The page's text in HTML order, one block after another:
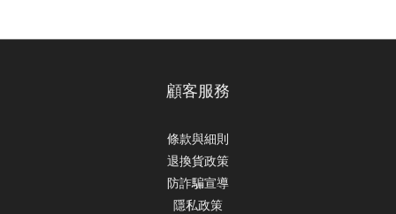
顧客服務
條款與細則
退換貨政策
防詐騙宣導
隱私政策